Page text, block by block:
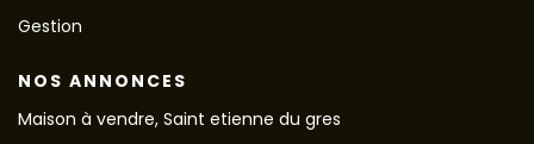
Gestion
NOS ANNONCES
Maison à vendre, Saint etienne du gres